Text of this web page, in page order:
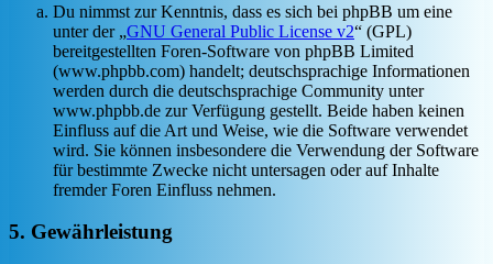
Du nimmst zur Kenntnis, dass es sich bei phpBB um eine
unter der „GNU General Public License v2“ (GPL)
bereitgestellten Foren-Software von phpBB Limited
(www.phpbb.com) handelt; deutschsprachige Informationen
werden durch die deutschsprachige Community unter
www.phpbb.de zur Verfügung gestellt. Beide haben keinen
Einfluss auf die Art und Weise, wie die Software verwendet
wird. Sie können insbesondere die Verwendung der Software
für bestimmte Zwecke nicht untersagen oder auf Inhalte
fremder Foren Einfluss nehmen.
5. Gewährleistung